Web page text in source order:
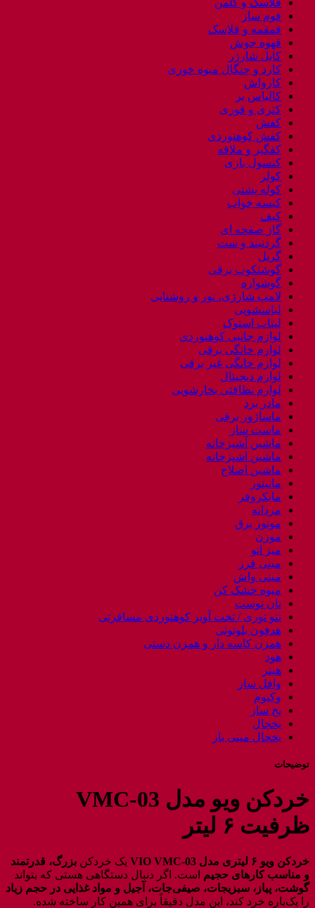
فوم ساز
قمقمه و فلاسک
قهوه جوش
کابل شارژر
کارد و چنگال میوه خوری
کارواش
کالباس بر
کتری و قوری
کفش
کفش کوهنوردی
کفگیر و ملاقه
کنسول بازی
کولر
کوله پشتی
کیسه خواب
کیف
گاز صفحه ای
گردنبند و ست
گریل
گوشتکوب برقی
گوشواره
لامپ شارژی، نور و روشنایی
لباسشویی
لپتاب استوک
لوازم جانبی کوهنوردی
لوازم خانگی برقی
لوازم خانگی غیر برقی
لوازم دیجیتال
لوازم نظافتی بخارشویی
مادر برد
ماساژور برقی
ماست ساز
ماشین آشپزخانه
ماشین اشپزخانه
ماشین اصلاح
مانیتور
مایکروفر
مردانه
موتور برق
موزن
میز اتو
مینی فرز
مینی واش
میوه خشک کن
نان توست
ننو توری / تخت آویز کوهنوردی مسافرتی
هدفون بلوتوثی
همزن کاسه دار و همزن دستی
هود
هیتر
وافل ساز
وکیوم
یخ ساز
یخچال
یخچال مینی بار
توضیحات
خردکن ویو مدل VMC-03
ظرفیت ۶ لیتر
خردکن ویو ۶ لیتری مدل VIO VMC‑03 یک خردکن بزرگ، قدرتمند
و مناسب کارهای حجیم است. اگر دنبال دستگاهی هستی که بتواند
گوشت، پیاز، سبزیجات، صیفی‌جات، آجیل و مواد غذایی در حجم زیاد
را یک‌باره خرد کند، این مدل دقیقاً برای همین کار ساخته شده.